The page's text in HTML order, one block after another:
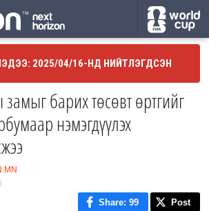
2025/04/16-НД НИЙТЛЭГДСЭН
барих төсөвт өртгийг
нэмэгдүүлэх
Share: 99 Post